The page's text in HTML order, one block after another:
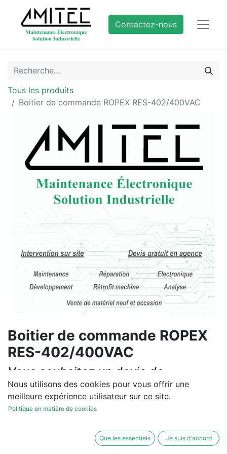
Contactez-nous
Tous les produits
Boitier de commande ROPEX RES-402/400VAC
Boitier de commande ROPEX
RES-402/400VAC
Vous souhaitez un devis de
réparation ou de vente, un
diagnostic sur site?
Nous utilisons des cookies pour vous offrir une
meilleure expérience utilisateur sur ce site.
Politique en matière de cookies
Que les essentiels Je suis d'accord